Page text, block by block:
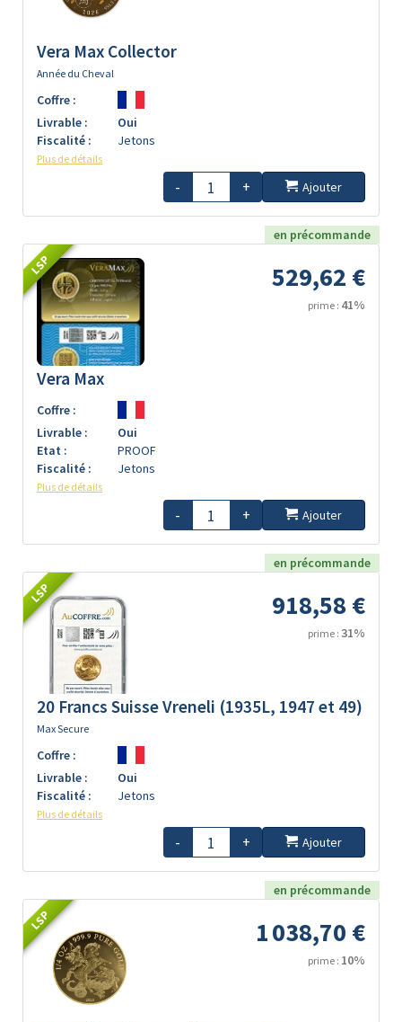
Vera Max Collector
Année du Cheval
Coffre :
Livrable :
Oui
Fiscalité :
Jetons
Plus de détails
- + Ajouter
en précommande
LSP 529,62 €
prime : 41%
Vera Max
Coffre :
Livrable :
Oui
Etat :
PROOF
Fiscalité :
Jetons
Plus de détails
- + Ajouter
en précommande
LSP 918,58 €
prime : 31%
20 Francs Suisse Vreneli (1935L, 1947 et 49)
Max Secure
Coffre :
Livrable :
Oui
Fiscalité :
Jetons
Plus de détails
- + Ajouter
en précommande
LSP 1 038,70 €
prime : 10%